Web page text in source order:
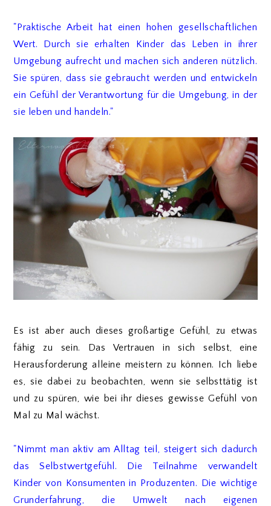
"Praktische Arbeit hat einen hohen gesellschaftlichen
Wert. Durch sie erhalten Kinder das Leben in ihrer
Umgebung aufrecht und machen sich anderen nützlich.
Sie spüren, dass sie gebraucht werden und entwickeln
ein Gefühl der Verantwortung für die Umgebung, in der
sie leben und handeln."
Es ist aber auch dieses großartige Gefühl, zu etwas
fähig zu sein. Das Vertrauen in sich selbst, eine
Herausforderung alleine meistern zu können. Ich liebe
es, sie dabei zu beobachten, wenn sie selbsttätig ist
und zu spüren, wie bei ihr dieses gewisse Gefühl von
Mal zu Mal wächst.
"Nimmt man aktiv am Alltag teil, steigert sich dadurch
das Selbstwertgefühl. Die Teilnahme verwandelt
Kinder von Konsumenten in Produzenten. Die wichtige
Grunderfahrung, die Umwelt nach eigenen